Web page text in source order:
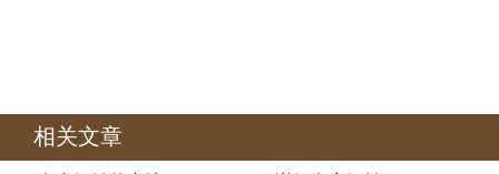
相关文章